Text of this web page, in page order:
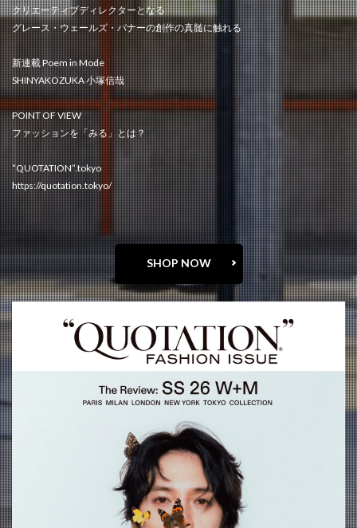
クリエーティブディレクターとなる
グレース・ウェールズ・バナーの創作の真髄に触れる
新連載 Poem in Mode
SHINYAKOZUKA 小塚信哉
POINT OF VIEW
ファッションを「みる」とは？
“QUOTATION”.tokyo
https://quotation.tokyo/
SHOP NOW